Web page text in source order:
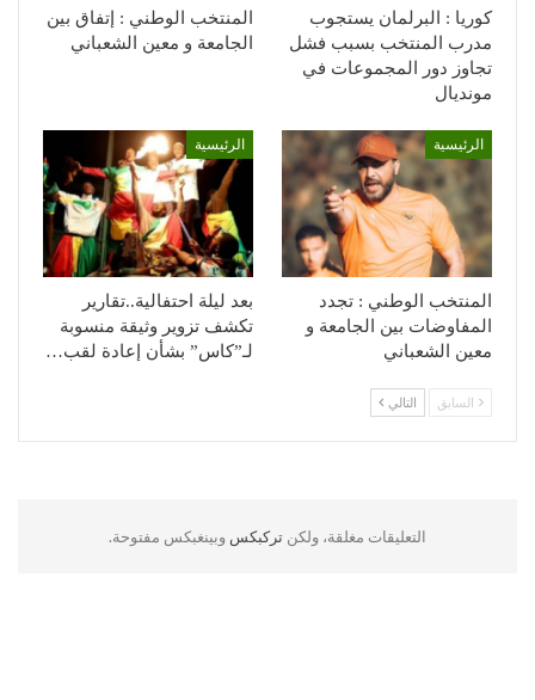
كوريا : البرلمان يستجوب
مدرب المنتخب بسبب فشل
تجاوز دور المجموعات في
مونديال
المنتخب الوطني : إتفاق بين
الجامعة و معين الشعباني
الرئيسية
المنتخب الوطني : تجدد
المفاوضات بين الجامعة و
معين الشعباني
الرئيسية
بعد ليلة احتفالية..تقارير
تكشف تزوير وثيقة منسوبة
لـ”كاس” بشأن إعادة لقب…
السابق التالي
التعليقات مغلقة، ولكن تركبكس وبينغبكس مفتوحة.